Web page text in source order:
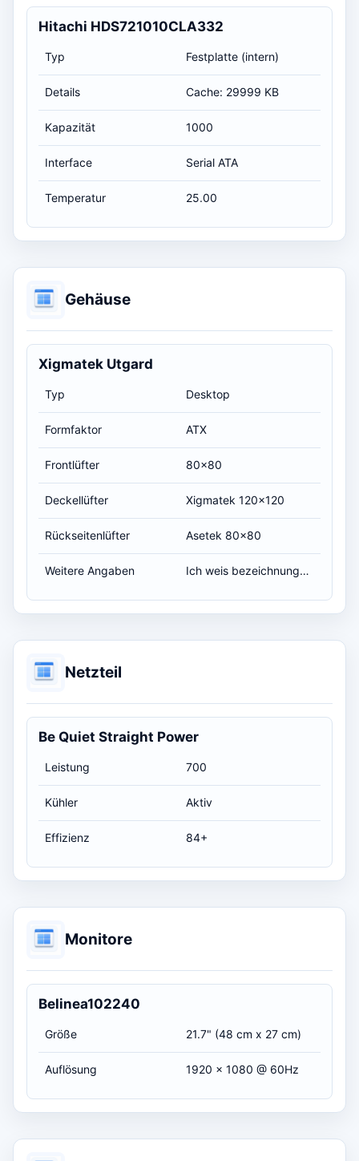
Hitachi HDS721010CLA332
Typ Festplatte (intern)
Details Cache: 29999 KB
Kapazität 1000
Interface Serial ATA
Temperatur 25.00
Gehäuse
Xigmatek Utgard
Typ Desktop
Formfaktor ATX
Frontlüfter 80x80
Deckellüfter Xigmatek 120x120
Rückseitenlüfter Asetek 80x80
Weitere Angaben Ich weis bezeichnungen nich so genau ;D
Netzteil
Be Quiet Straight Power
Leistung 700
Kühler Aktiv
Effizienz 84+
Monitore
Belinea102240
Größe 21.7" (48 cm x 27 cm)
Auflösung 1920 x 1080 @ 60Hz